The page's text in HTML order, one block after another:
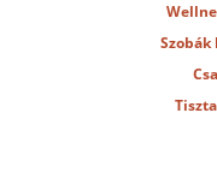
Szobák